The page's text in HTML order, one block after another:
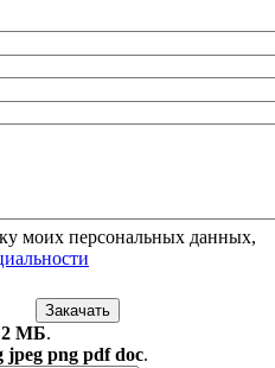
моих персональных данных,
2 МБ.
jpeg png pdf doc.